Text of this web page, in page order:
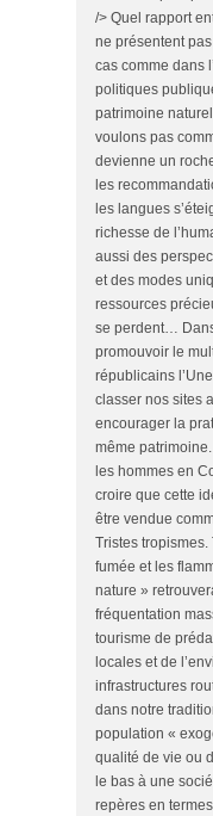
/> Quel rapport
ne présentent
cas comme dans
politiques
patrimoine
voulons pas
devienne un
les
les langues
richesse de
aussi des
et des modes
ressources
se perdent…
promouvoir le
républicains
classer nos sites
encourager la
même
les hommes en
croire que cette
être vendue
Tristes
fumée et les
nature »
fréquentation
tourisme de
locales et de
infrastructures
dans notre
population «
qualité de vie ou
le bas à une
repères en